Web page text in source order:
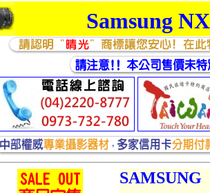
Samsung
SAMSUNG